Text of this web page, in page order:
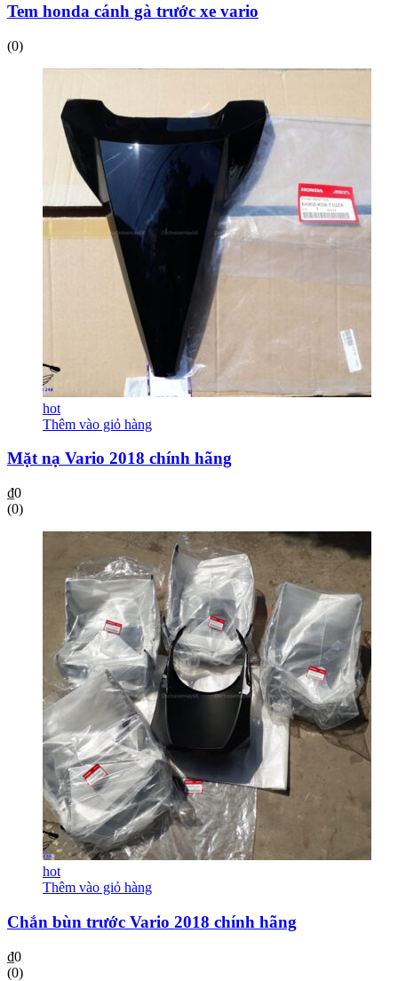
Tem honda cánh gà trước xe vario
(0)
hot
Thêm vào giỏ hàng
Mặt nạ Vario 2018 chính hãng
₫0
(0)
hot
Thêm vào giỏ hàng
Chắn bùn trước Vario 2018 chính hãng
₫0
(0)